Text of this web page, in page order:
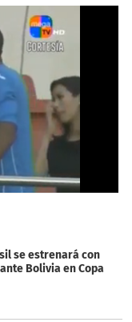
se estrenará con
Bolivia en Copa